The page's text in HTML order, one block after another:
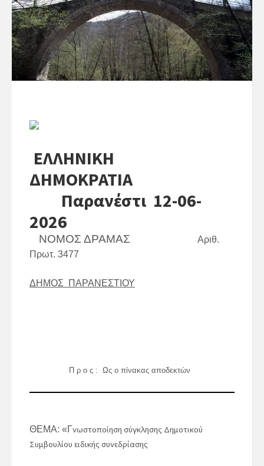
ΕΛΛΗΝΙΚΗ
ΔΗΜΟΚΡΑΤΙΑ
Παρανέστι 12-06-
2026
ΝΟΜΟΣ ΔΡΑΜΑΣ
Αριθ.
Πρωτ. 3477
ΔΗΜΟΣ ΠΑΡΑΝΕΣΤΙΟΥ
Π ρ ο ς : Ως ο πίνακας αποδεκτών
ΘΕΜΑ: «Γνωστοποίηση σύγκλησης Δημοτικού
Συμβουλίου ειδικής συνεδρίασης